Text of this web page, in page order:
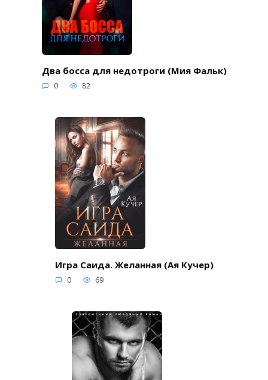
Два босса для недотроги (Мия Фальк)
0 82
Игра Саида. Желанная (Ая Кучер)
0 69